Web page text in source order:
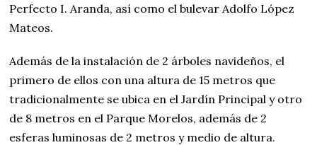
Perfecto I. Aranda, así como el bulevar Adolfo López
Mateos.
Además de la instalación de 2 árboles navideños, el
primero de ellos con una altura de 15 metros que
tradicionalmente se ubica en el Jardín Principal y otro
de 8 metros en el Parque Morelos, además de 2
esferas luminosas de 2 metros y medio de altura.